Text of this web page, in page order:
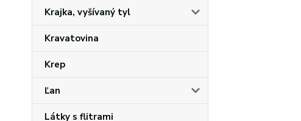
Krajka, vyšívaný tyl
Kravatovina
Krep
Ľan
Látky s flitrami